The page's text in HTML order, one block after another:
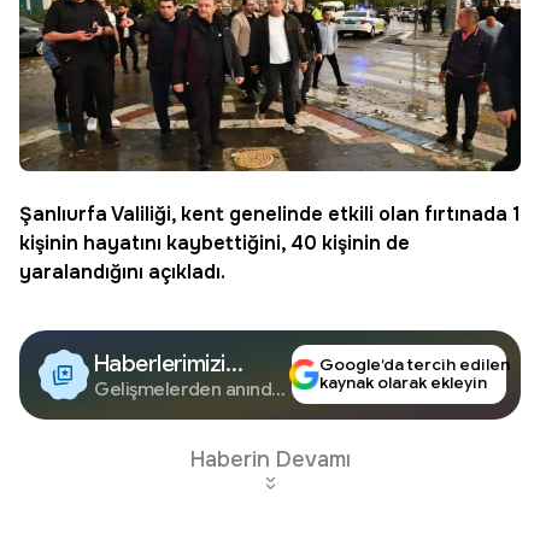
Şanlıurfa Valiliği, kent genelinde etkili olan fırtınada 1
kişinin hayatını kaybettiğini, 40 kişinin de
yaralandığını açıkladı.
Haberlerimizi
Google'da Takip
Edin
Gelişmelerden anında
Google’da tercih edilen
kaynak olarak ekleyin
Haberin Devamı